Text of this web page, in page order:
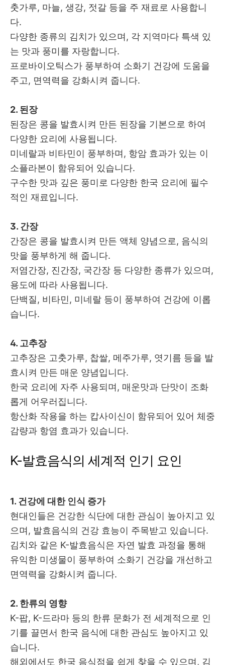
춧가루, 마늘, 생강, 젓갈 등을 주 재료로 사용합니
다.
다양한 종류의 김치가 있으며, 각 지역마다 특색 있
는 맛과 풍미를 자랑합니다.
프로바이오틱스가 풍부하여 소화기 건강에 도움을
주고, 면역력을 강화시켜 줍니다.
2. 된장
된장은 콩을 발효시켜 만든 된장을 기본으로 하여
다양한 요리에 사용됩니다.
미네랄과 비타민이 풍부하며, 항암 효과가 있는 이
소플라본이 함유되어 있습니다.
구수한 맛과 깊은 풍미로 다양한 한국 요리에 필수
적인 재료입니다.
3. 간장
간장은 콩을 발효시켜 만든 액체 양념으로, 음식의
맛을 풍부하게 해 줍니다.
저염간장, 진간장, 국간장 등 다양한 종류가 있으며,
용도에 따라 사용됩니다.
단백질, 비타민, 미네랄 등이 풍부하여 건강에 이롭
습니다.
4. 고추장
고추장은 고춧가루, 찹쌀, 메주가루, 엿기름 등을 발
효시켜 만든 매운 양념입니다.
한국 요리에 자주 사용되며, 매운맛과 단맛이 조화
롭게 어우러집니다.
항산화 작용을 하는 캅사이신이 함유되어 있어 체중
감량과 항염 효과가 있습니다.
K-발효음식의 세계적 인기 요인
1. 건강에 대한 인식 증가
현대인들은 건강한 식단에 대한 관심이 높아지고 있
으며, 발효음식의 건강 효능이 주목받고 있습니다.
김치와 같은 K-발효음식은 자연 발효 과정을 통해
유익한 미생물이 풍부하여 소화기 건강을 개선하고
면역력을 강화시켜 줍니다.
2. 한류의 영향
K-팝, K-드라마 등의 한류 문화가 전 세계적으로 인
기를 끌면서 한국 음식에 대한 관심도 높아지고 있
습니다.
해외에서도 한국 음식점을 쉽게 찾을 수 있으며, 김